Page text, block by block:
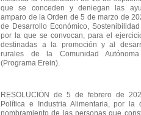
que se conceden y deniegan las
amparo de la Orden de 5 de marzo de
de Desarrollo Económico,
por la que se convocan, para el
destinadas a la promoción y al
rurales de la Comunidad
(Programa Erein).
RESOLUCIÓN de 5 de febrero de
Política e Industria Alimentaria, por la
nombramiento de las personas que